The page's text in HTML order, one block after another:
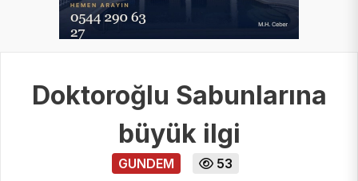
Doktoroğlu Sabunlarına
büyük ilgi
GUNDEM
53